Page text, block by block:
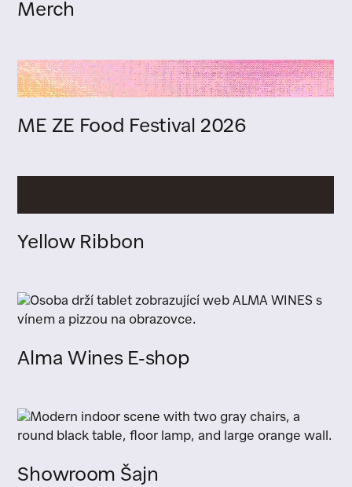
Merch
ME ZE Food Festival 2026
Yellow Ribbon
Alma Wines E-shop
Showroom Šajn